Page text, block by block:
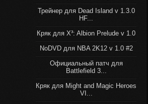
Трейнер для Dead Island v 1.3.0
HF...
Кряк для X³: Albion Prelude v 1.0
NoDVD для NBA 2K12 v 1.0 #2
Официальный патч для
Battlefield 3...
Кряк для Might and Magic Heroes
VI...